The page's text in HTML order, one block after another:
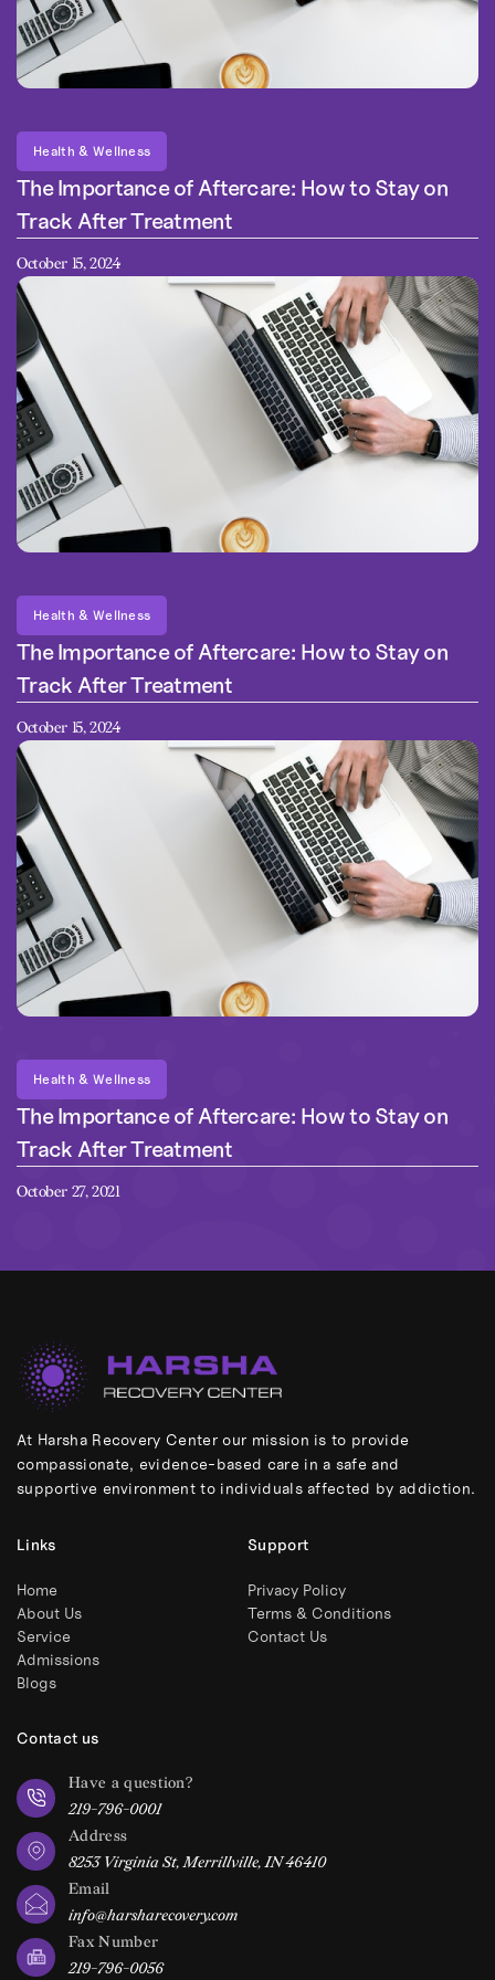
Health & Wellness
The Importance of Aftercare: How to Stay on
Track After Treatment
October 15, 2024
Health & Wellness
The Importance of Aftercare: How to Stay on
Track After Treatment
October 15, 2024
Health & Wellness
The Importance of Aftercare: How to Stay on
Track After Treatment
October 27, 2021
At Harsha Recovery Center our mission is to provide
compassionate, evidence-based care in a safe and
supportive environment to individuals affected by addiction.
Links
Home
About Us
Service
Admissions
Blogs
Support
Privacy Policy
Terms & Conditions
Contact Us
Contact us
Have a question?
219-796-0001
Address
8253 Virginia St, Merrillville, IN 46410
Email
info@harsharecovery.com
Fax Number
219-796-0056